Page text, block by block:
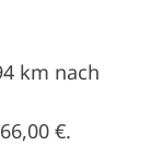
km nach
€.